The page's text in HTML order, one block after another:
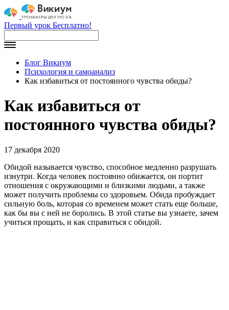
Первый урок Бесплатно!
Блог Викиум
Психология и самоанализ
Как избавиться от постоянного чувства обиды?
Как избавиться от
постоянного чувства обиды?
17 декабря 2020
Обидой называется чувство, способное медленно разрушать
изнутри. Когда человек постоянно обижается, он портит
отношения с окружающими и близкими людьми, а также
может получить проблемы со здоровьем. Обида пробуждает
сильную боль, которая со временем может стать еще больше,
как бы вы с ней не боролись. В этой статье вы узнаете, зачем
учиться прощать, и как справиться с обидой.